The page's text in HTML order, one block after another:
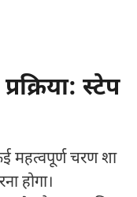
स्टेप
महत्वपूर्ण चरण शा
होगा।